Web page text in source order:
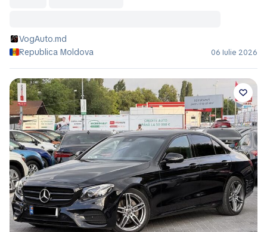
VogAuto.md
Republica Moldova
06 Iulie 2026